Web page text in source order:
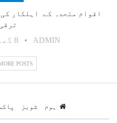
اقوام متحدہ کے اہلکار
ADMIN 8 گھنٹے ago
POSTS
ہوم شوبز